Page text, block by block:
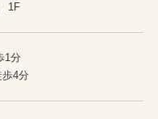
1F
1分
4分